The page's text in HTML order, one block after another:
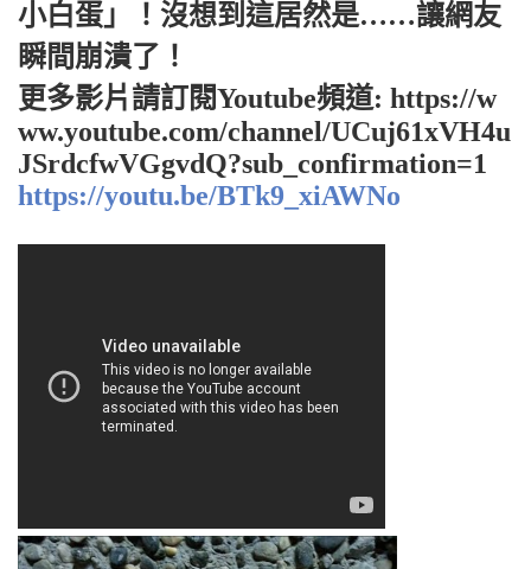
小白蛋」！沒想到這居然是……讓網友
瞬間崩潰了！
更多影片請訂閱Youtube頻道: https://w
ww.youtube.com/channel/UCuj61xVH4u
JSrdcfwVGgvdQ?sub_confirmation=1
https://youtu.be/BTk9_xiAWNo